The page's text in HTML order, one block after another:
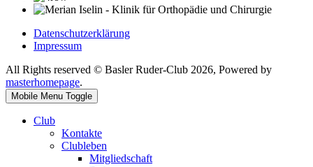
Datenschutzerklärung
Impressum
All Rights reserved © Basler Ruder-Club 2026, Powered by
masterhomepage.
Mobile Menu Toggle
Club
Kontakte
Clubleben
Mitgliedschaft